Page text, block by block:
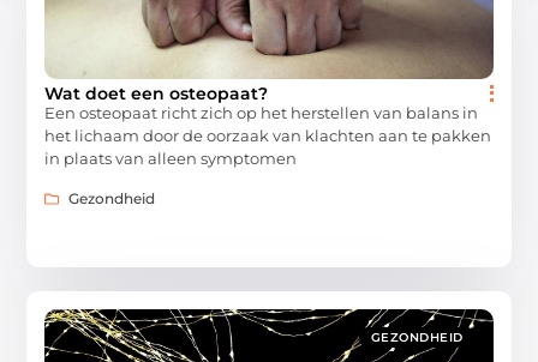
Wat doet een osteopaat?
Een osteopaat richt zich op het herstellen van balans in
het lichaam door de oorzaak van klachten aan te pakken
in plaats van alleen symptomen
Gezondheid
GEZONDHEID